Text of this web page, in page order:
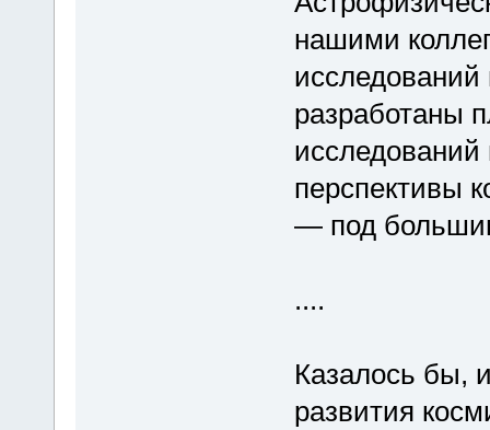
нашими
разработаны
перспективы
— под
....
Казалось бы,
развития